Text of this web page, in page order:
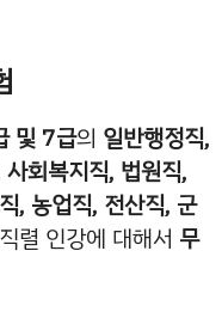
및 7급의 일반행정직,
회복지직, 법원직,
, 농업직, 전산직, 군
렬 인강에 대해서 무